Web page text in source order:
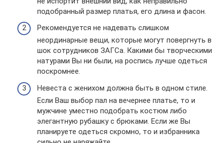
подобранный размер платья, его длина и фасон.
Рекомендуется не надевать слишком
неординарные вещи, которые могут повергнуть в
шок сотрудников ЗАГСа. Какими бы творческими
натурами Вы ни были, на роспись лучше одеться
поскромнее.
Невеста с женихом должна быть в одном стиле.
Если Ваш выбор пал на вечернее платье, то и
мужчине уместно подобрать костюм либо
элегантную рубашку с брюками. Если же Вы
планируете одеться скромно, то и избранника